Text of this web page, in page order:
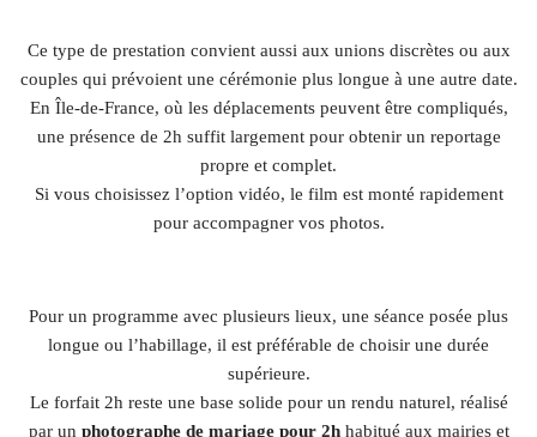
Ce type de prestation convient aussi aux unions discrètes ou aux
couples qui prévoient une cérémonie plus longue à une autre date.
En Île-de-France, où les déplacements peuvent être compliqués,
une présence de 2h suffit largement pour obtenir un reportage
propre et complet.
Si vous choisissez l’option vidéo, le film est monté rapidement
pour accompagner vos photos.
Pour un programme avec plusieurs lieux, une séance posée plus
longue ou l’habillage, il est préférable de choisir une durée
supérieure.
Le forfait 2h reste une base solide pour un rendu naturel, réalisé
par un photographe de mariage pour 2hhabitué aux mairies et